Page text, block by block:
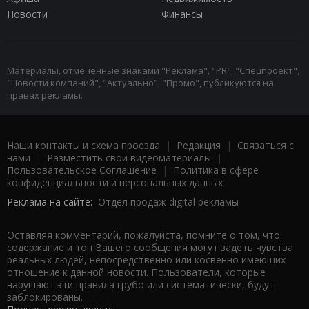
Новости
Финансы
Материалы, отмеченные знаками "Реклама", "PR", "Спецпроект",
"Новости компаний", "Актуально", "Промо", публикуются на
правах рекламы.
Наши контакты и схема проезда | Редакция | Связаться с
нами | Разместить свои видеоматериалы |
Пользовательское Соглашение |
Политика в сфере
конфиденциальности и персональных данных
Реклама на сайте: Отдел продаж digital рекламы
Оставляя комментарий, пожалуйста, помните о том, что
содержание и тон Вашего сообщения могут задеть чувства
реальных людей, непосредственно или косвенно имеющих
отношение к данной новости. Пользователи, которые
нарушают эти правила грубо или систематически, будут
заблокированы.